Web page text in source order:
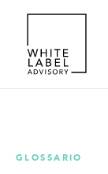
GLOSSARIO